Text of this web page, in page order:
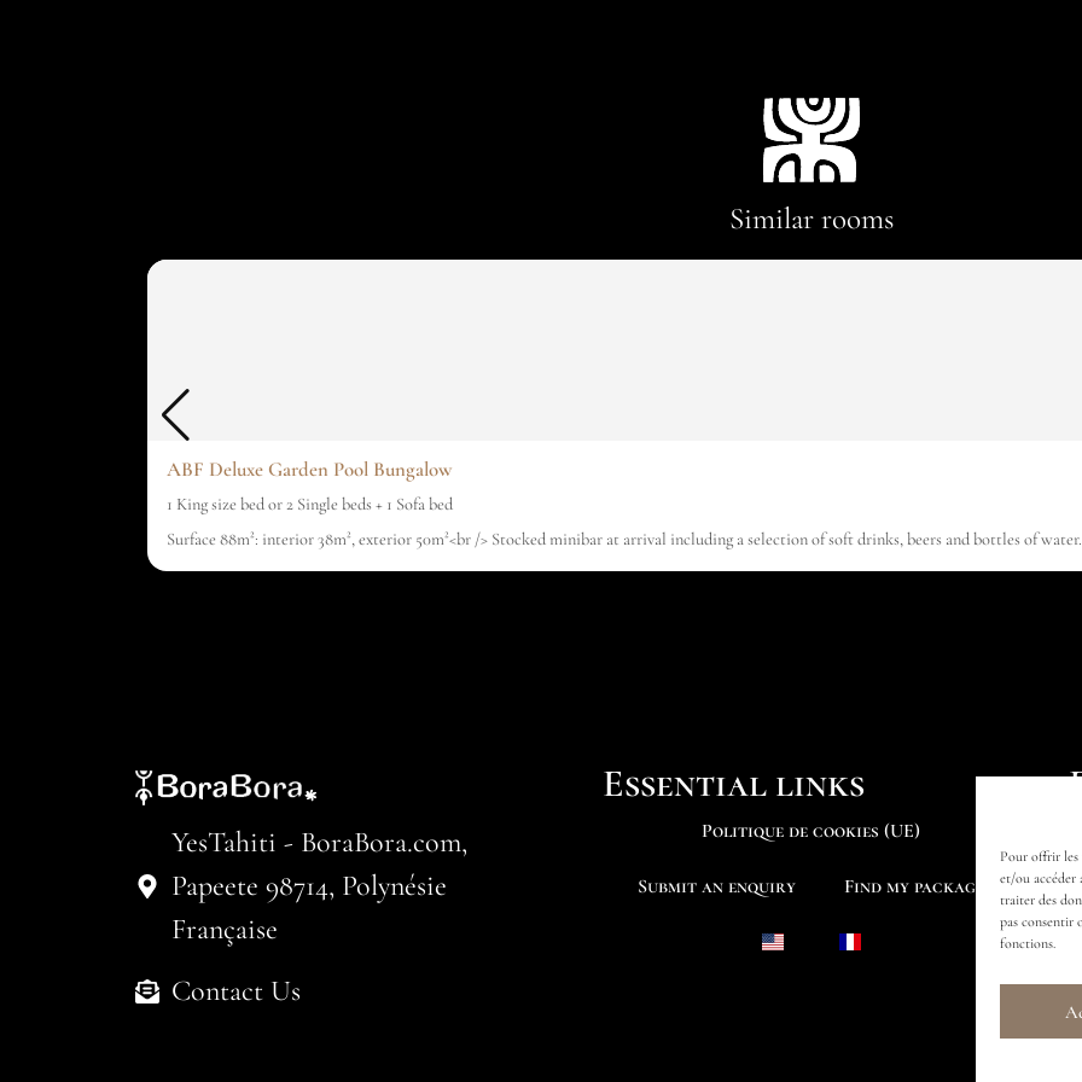
Pour offrir les
et/ou accéder
traiter des
pas consentir
fonctions.
Similar rooms
ABF Deluxe Garden Pool Bungalow
1 King size bed or 2 Single beds + 1 Sofa bed
Surface 88m²: interior 38m², exterior 50m²<br /> Stocked minibar at arrival including a selection of soft drinks, beers and bottles of
YesTahiti - BoraBora.com,
Papeete 98714, Polynésie
Française
Contact Us
Essential links
Politique de cookies (UE)
Submit an enquiry Find my package